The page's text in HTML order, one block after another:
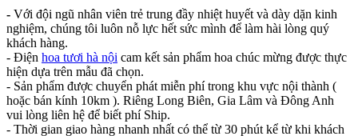
- Với đội ngũ nhân viên trẻ trung đầy nhiệt huyết và dày dặn kinh
nghiệm, chúng tôi luôn nỗ lực hết sức mình để làm hài lòng quý
khách hàng.
- Điện hoa tươi hà nội cam kết sản phẩm hoa chúc mừng được thực
hiện dựa trên mẫu đã chọn.
- Sản phẩm được chuyển phát miễn phí trong khu vực nội thành (
hoặc bán kính 10km ). Riêng Long Biên, Gia Lâm và Đông Anh
vui lòng liên hệ để biết phí Ship.
- Thời gian giao hàng nhanh nhất có thể từ 30 phút kể từ khi khách